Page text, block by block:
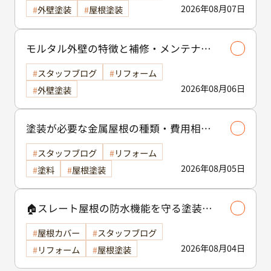
2026年08月07日
外壁塗装
屋根塗装
モルタル外壁の特徴と補修・メンテナン
ス方法を徹底解説！/外壁塗装
2026年08月06日
スタッフブログ
リフォーム
外壁塗装
塗装が必要な金属屋根の種類・費用相場
等解説いたします🖊️
2026年08月05日
スタッフブログ
リフォーム
塗料
屋根塗装
🏠スレート屋根の防水機能を守る塗装の
役割🏠/屋根塗装
2026年08月04日
屋根カバー
スタッフブログ
リフォーム
屋根塗装